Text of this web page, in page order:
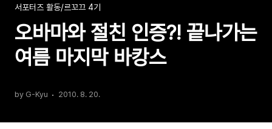
서포터즈 활동/르꼬끄 4기
오바마와 절친 인증?! 끝나가는
여름 마지막 바캉스
by G-Kyu 2010. 8. 20.